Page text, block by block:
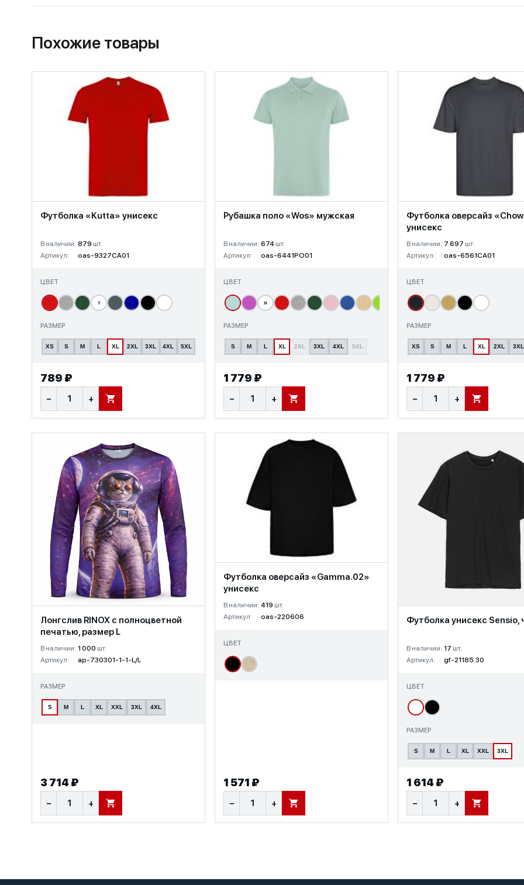
Похожие товары
Футболка «Kutta» унисекс
В наличии: 879 шт.
Артикул:
oas-9327CA01
ЦВЕТ
т
РАЗМЕР
XS S M L XL 2XL 3XL 4XL 5XL
789 ₽
− + В КОРЗИНУ
Рубашка поло «Wos» мужская
В наличии: 674 шт.
Артикул:
oas-6441PO01
ЦВЕТ
я
РАЗМЕР
S M L XL 2XL 3XL 4XL 5XL
1 779 ₽
− + В КОРЗИНУ
Футболка оверсайз
унисекс
В наличии: 7 697 шт.
Артикул:
oas-6561CA01
ЦВЕТ
РАЗМЕР
XS S M L XL 2XL 3XL
1 779 ₽
− + В КОРЗИНУ
Лонгслив RINOX с полноцветной
печатью, размер L
В наличии: 1 000 шт.
Артикул:
ap-730301-1-1-L/L
РАЗМЕР
S M L XL XXL 3XL 4XL
3 714 ₽
− + В КОРЗИНУ
Футболка оверсайз «Gamma.02»
унисекс
В наличии: 419 шт.
Артикул:
oas-220606
ЦВЕТ
1 571 ₽
− + В КОРЗИНУ
Футболка унисекс Sensio,
В наличии: 17 шт.
Артикул:
gf-21185.30
ЦВЕТ
РАЗМЕР
S M L XL XXL 3XL
1 614 ₽
− + В КОРЗИНУ